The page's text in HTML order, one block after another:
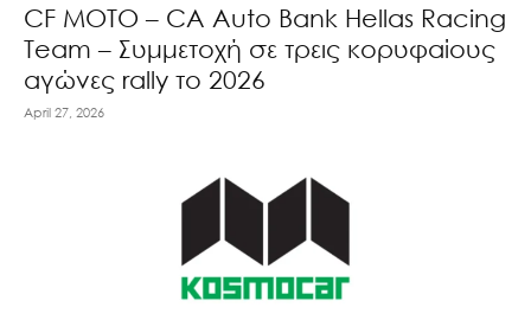
CF MOTO – CA Auto Bank Hellas Racing
Team – Συμμετοχή σε τρεις κορυφαίους
αγώνες rally το 2026
April 27, 2026